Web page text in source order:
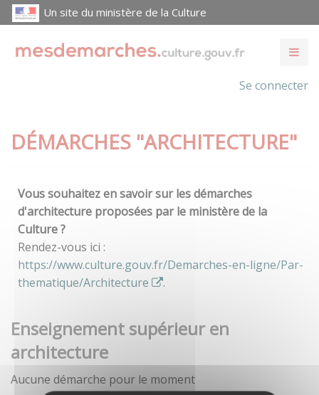
Un site du ministère de la Culture
Se connecter
DÉMARCHES "ARCHITECTURE"
Vous souhaitez en savoir sur les démarches
d'architecture proposées par le ministère de la
Culture ?
Rendez-vous ici :
https://www.culture.gouv.fr/Demarches-en-ligne/Par-
thematique/Architecture
.
Enseignement supérieur en
architecture
Aucune démarche pour le moment